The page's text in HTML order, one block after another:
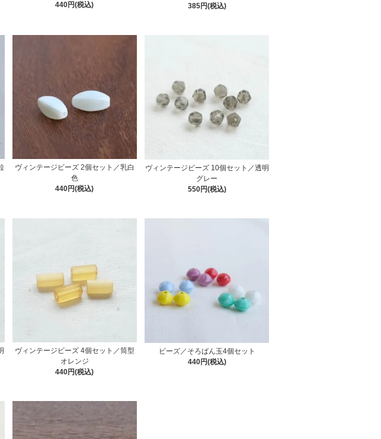
440円(税込)
385円(税込)
ヴィンテージビーズ 2個セット／乳白
色
440円(税込)
ヴィンテージビーズ 10個セット／透明
グレー
550円(税込)
ヴィンテージビーズ 4個セット／筒型
オレンジ
440円(税込)
ビーズ／そろばん玉4個セット
440円(税込)